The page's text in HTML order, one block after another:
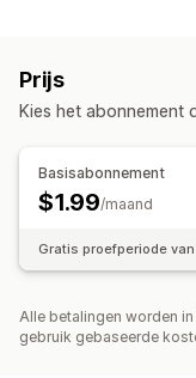
Prijs
Kies het abonnement
Basisabonnement
$1.99/maand
Gratis proefperiode
Alle betalingen worden
gebruik gebaseerde